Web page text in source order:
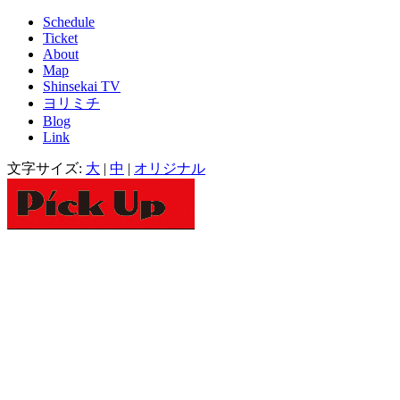
Schedule
Ticket
About
Map
Shinsekai TV
ヨリミチ
Blog
Link
文字サイズ: 大 | 中 | オリジナル